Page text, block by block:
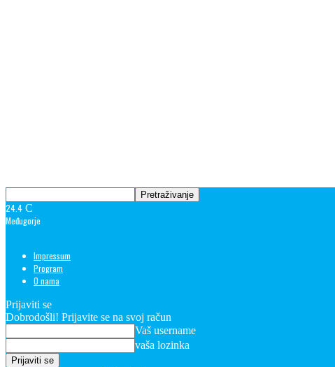
24.4 C
Međugorje
Impressum
Program
O nama
Prijaviti se
Dobrodošli! Prijavite se na svoj račun
Vaš username
vaša lozinka